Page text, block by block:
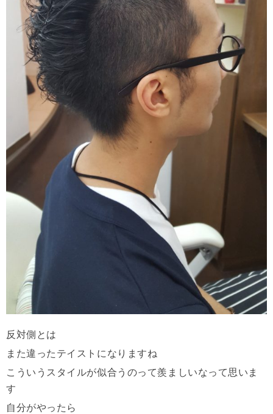
反対側とは
また違ったテイストになりますね
こういうスタイルが似合うのって羨ましいなって思いま
す
自分がやったら